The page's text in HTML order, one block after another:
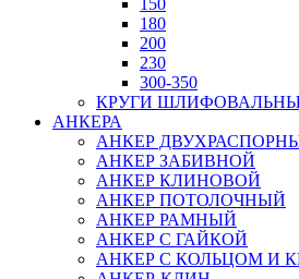
150
180
200
230
300-350
КРУГИ
АНКЕРА
АНКЕР
АНКЕР ЗАБИВНОЙ
АНКЕР КЛИНОВОЙ
АНКЕР ПОТОЛОЧНЫЙ
АНКЕР РАМНЫЙ
АНКЕР С ГАЙКОЙ
АНКЕР С КОЛЬЦОМ И